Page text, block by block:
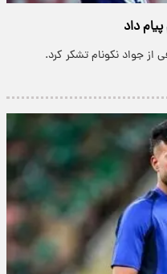
داد
از جواد نکونام تشکر کرد.